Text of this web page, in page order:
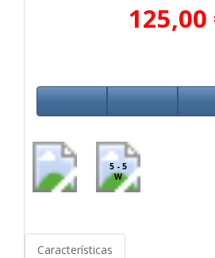
125,00
5 - 5
W
Características